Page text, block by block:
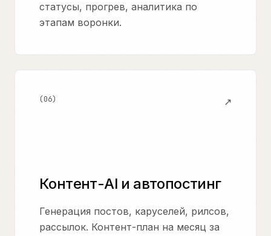
статусы, прогрев, аналитика по
этапам воронки.
(06) ↗
Контент-AI и автопостинг
Генерация постов, каруселей, рилсов,
рассылок. Контент-план на месяц за